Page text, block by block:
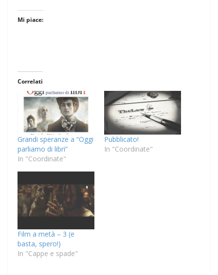
Mi piace:
Correlati
Grandi speranze a “Oggi
parliamo di libri”
In "Coordinate"
Pubblicato!
In "Coordinate"
Film a metà – 3 (e
basta, spero!)
In "Cappe e spade"